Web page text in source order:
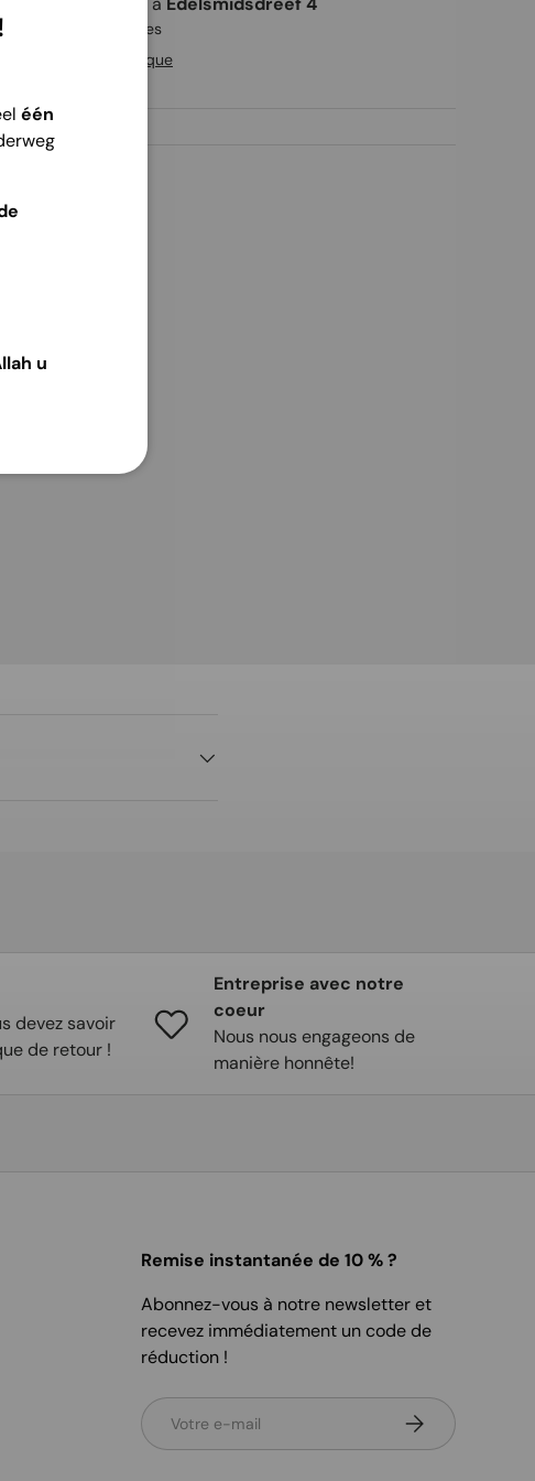
prête en 2 heures
de la boutique
één
u
devez savoir
de retour !
Entreprise avec notre
coeur
Nous nous engageons de
manière honnête!
Remise instantanée de 10 % ?
Abonnez-vous à notre newsletter et
recevez immédiatement un code de
réduction !
E-mail S’inscrire